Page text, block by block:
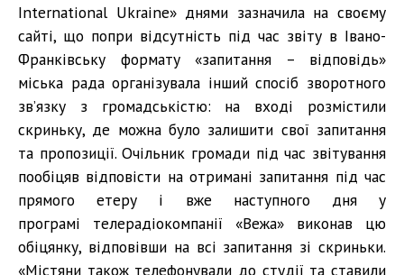
International Ukraine» днями зазначила на своєму
сайті, що попри відсутність під час звіту в Івано-
Франківську формату «запитання – відповідь»
міська рада організувала інший спосіб зворотного
зв’язку з громадськістю: на вході розмістили
скриньку, де можна було залишити свої запитання
та пропозиції. Очільник громади під час звітування
пообіцяв відповісти на отримані запитання під час
прямого етеру і вже наступного дня у
програмі телерадіокомпанії «Вежа» виконав цю
обіцянку, відповівши на всі запитання зі скриньки.
«Містяни також телефонували до студії та ставили